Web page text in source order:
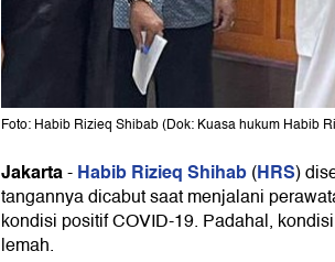
Foto: Habib Rizieq Shibab (Dok: Kuasa hukum Habib
Jakarta-Habib Rizieq Shihab(HRS)
tangannya dicabut saat menjalani
kondisi positif COVID-19. Padahal,
lemah.